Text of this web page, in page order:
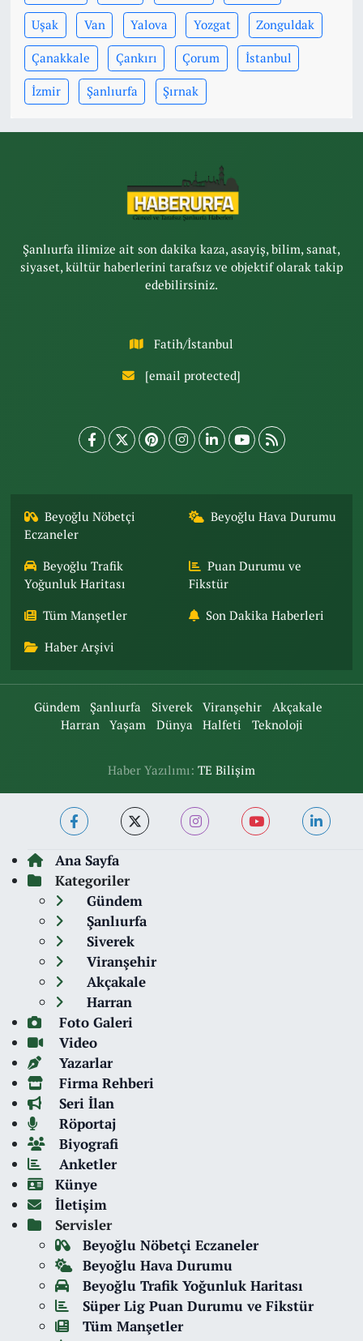
Uşak Van Yalova Yozgat Zonguldak
Çanakkale Çankırı Çorum İstanbul
İzmir Şanlıurfa Şırnak
Şanlıurfa ilimize ait son dakika kaza, asayiş, bilim, sanat,
siyaset, kültür haberlerini tarafsız ve objektif olarak takip
edebilirsiniz.
Fatih/İstanbul
[email protected]
Beyoğlu Nöbetçi
Eczaneler
Beyoğlu Hava Durumu
Beyoğlu Trafik
Yoğunluk Haritası
Puan Durumu ve
Fikstür
Tüm Manşetler Son Dakika Haberleri
Haber Arşivi
Gündem Şanlıurfa Siverek Viranşehir
Akçakale
Harran
Yaşam Dünya Halfeti Teknoloji
Haber Yazılımı: TE Bilişim
Ana Sayfa
Kategoriler
Gündem
Şanlıurfa
Siverek
Viranşehir
Akçakale
Harran
Foto Galeri
Video
Yazarlar
Firma Rehberi
Seri İlan
Röportaj
Biyografi
Anketler
Künye
İletişim
Servisler
Beyoğlu Nöbetçi Eczaneler
Beyoğlu Hava Durumu
Beyoğlu Trafik Yoğunluk Haritası
Süper Lig Puan Durumu ve Fikstür
Tüm Manşetler